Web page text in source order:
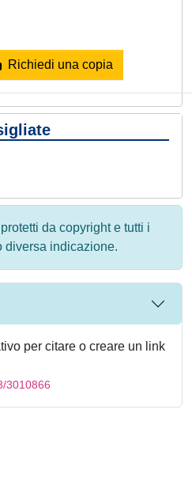
Richiedi una copia
da copyright e tutti i
diversa indicazione.
per citare o creare un link
3010866